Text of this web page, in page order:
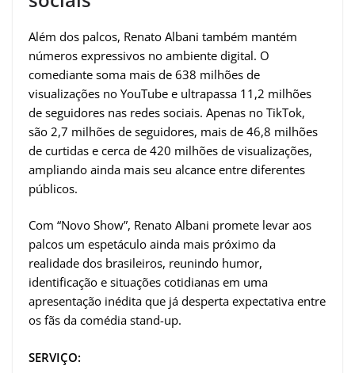
Além dos palcos, Renato Albani também mantém
números expressivos no ambiente digital. O
comediante soma mais de 638 milhões de
visualizações no YouTube e ultrapassa 11,2 milhões
de seguidores nas redes sociais. Apenas no TikTok,
são 2,7 milhões de seguidores, mais de 46,8 milhões
de curtidas e cerca de 420 milhões de visualizações,
ampliando ainda mais seu alcance entre diferentes
públicos.
Com “Novo Show”, Renato Albani promete levar aos
palcos um espetáculo ainda mais próximo da
realidade dos brasileiros, reunindo humor,
identificação e situações cotidianas em uma
apresentação inédita que já desperta expectativa entre
os fãs da comédia stand-up.
SERVIÇO: